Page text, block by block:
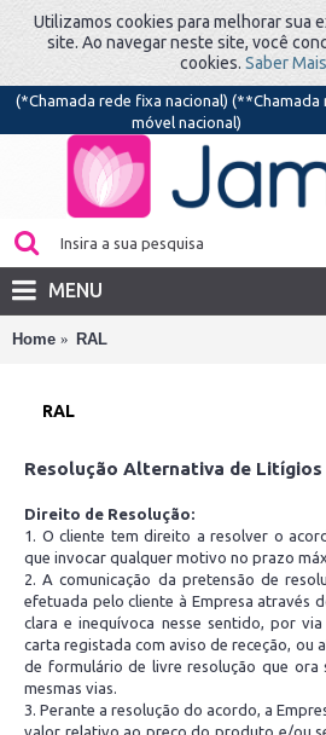
Utilizamos cookies para melhorar sua
site. Ao navegar neste site, você
cookies. Saber
(*Chamada rede fixa nacional) (**Chamada
móvel nacional)
MENU
Home RAL
RAL
Resolução Alternativa de Litígios
Direito de Resolução:
1. O cliente tem direito a resolver o
que invocar qualquer motivo no prazo
2. A comunicação da pretensão de
efetuada pelo cliente à Empresa através
clara e inequívoca nesse sentido, por
carta registada com aviso de receção, ou
de formulário de livre resolução que ora
mesmas vias.
3. Perante a resolução do acordo, a
valor relativo ao preço do produto e/ou